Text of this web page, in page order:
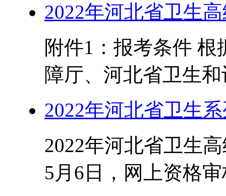
2022年河北省卫生
附件1：报考条件
障厅、河北省卫生
2022年河北省卫生
2022年河北省卫生
5月6日，网上资格